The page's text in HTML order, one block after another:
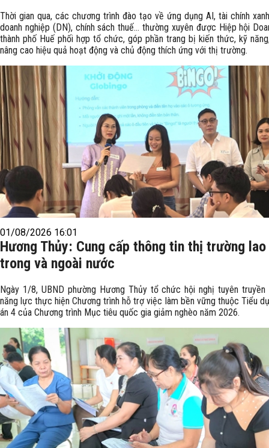
Thời gian qua, các chương trình đào tạo về ứng dụng AI, tài chính
doanh nghiệp (DN), chính sách thuế… thường xuyên được Hiệp hội
thành phố Huế phối hợp tổ chức, góp phần trang bị kiến thức, kỹ
nâng cao hiệu quả hoạt động và chủ động thích ứng với thị trường.
01/08/2026 16:01
Hương Thủy: Cung cấp thông tin thị trường
trong và ngoài nước
Ngày 1/8, UBND phường Hương Thủy tổ chức hội nghị tuyên truyền
năng lực thực hiện Chương trình hỗ trợ việc làm bền vững thuộc Tiểu
án 4 của Chương trình Mục tiêu quốc gia giảm nghèo năm 2026.